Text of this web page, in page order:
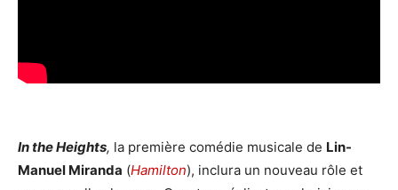
In the Heights, la première comédie musicale de Lin-
Manuel Miranda (Hamilton), inclura un nouveau rôle et